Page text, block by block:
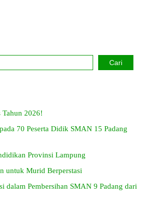
Cari
Tahun 2026!
70 Peserta Didik SMAN 15 Padang
Provinsi Lampung
untuk Murid Berperstasi
dalam Pembersihan SMAN 9 Padang dari